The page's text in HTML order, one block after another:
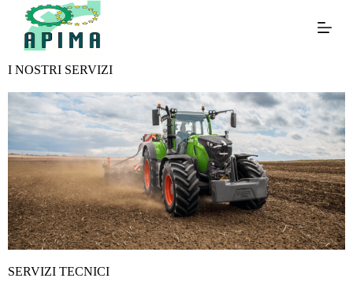
a
l
o
n
t
n
u
t
o
I NOSTRI SERVIZI
SERVIZI TECNICI